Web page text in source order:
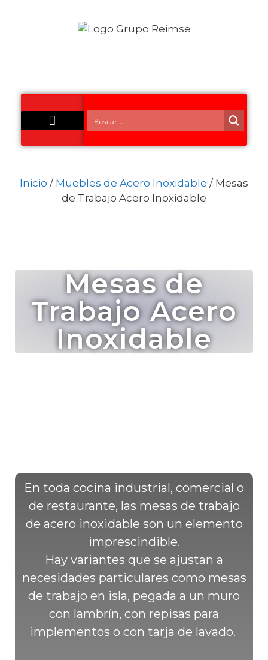
Inicio / Muebles de Acero Inoxidable / Mesas
de Trabajo Acero Inoxidable
Mesas de
Trabajo Acero
Inoxidable
En toda cocina industrial, comercial o
de restaurante, las mesas de trabajo
de acero inoxidable son un elemento
imprescindible.
Hay variantes que se ajustan a
necesidades particulares como mesas
de trabajo en isla, pegada a un muro
con lambrín, con repisas para
implementos o con tarja de lavado.